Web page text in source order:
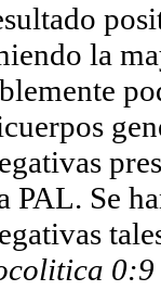
la
PAL. Se
0:9